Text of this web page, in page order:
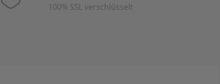
100% SSL verschlüsselt